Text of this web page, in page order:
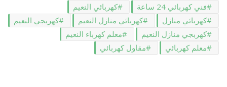
فني كهربائي 24 ساعة
كهربائي النعيم
كهربائي منازل
كهربائي منازل النعيم
كهربجي النعيم
كهربجي منازل النعيم
معلم كهرباء النعيم
معلم كهربائي
مقاول كهربائي